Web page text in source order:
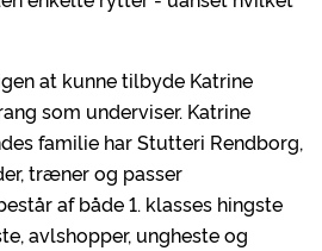
at kunne tilbyde Katrine
som underviser. Katrine
familie har Stutteri Rendborg,
træner og passer
af både 1. klasses hingste
avlshopper, ungheste og